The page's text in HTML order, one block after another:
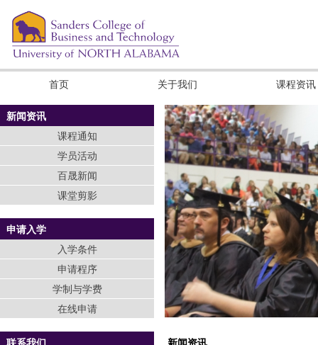
首页 关于我们 课程资讯
新闻资讯
课程通知
学员活动
百晟新闻
课堂剪影
申请入学
入学条件
申请程序
学制与学费
在线申请